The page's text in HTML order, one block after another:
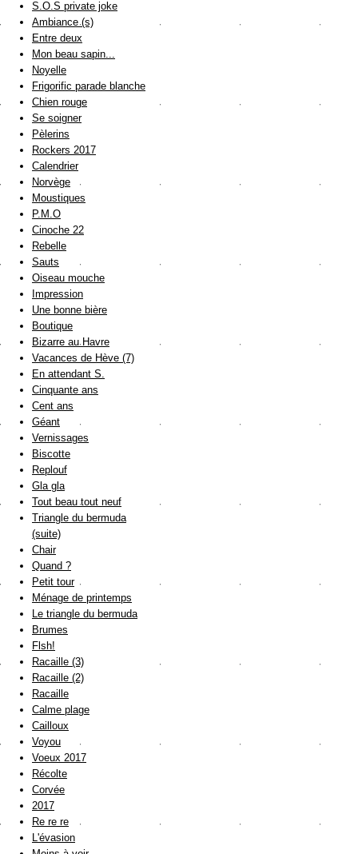
S.O.S private joke
Ambiance (s)
Entre deux
Mon beau sapin...
Noyelle
Frigorific parade blanche
Chien rouge
Se soigner
Pèlerins
Rockers 2017
Calendrier
Norvège
Moustiques
P.M.O
Cinoche 22
Rebelle
Sauts
Oiseau mouche
Impression
Une bonne bière
Boutique
Bizarre au Havre
Vacances de Hève (7)
En attendant S.
Cinquante ans
Cent ans
Géant
Vernissages
Biscotte
Replouf
Gla gla
Tout beau tout neuf
Triangle du bermuda
(suite)
Chair
Quand ?
Petit tour
Ménage de printemps
Le triangle du bermuda
Brumes
Flsh!
Racaille (3)
Racaille (2)
Racaille
Calme plage
Cailloux
Voyou
Voeux 2017
Récolte
Corvée
2017
Re re re
L'évasion